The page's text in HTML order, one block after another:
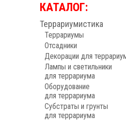
КАТАЛОГ:
Террариумистика
Террариумы
Отсадники
Декорации для
Лампы и светильники
для террариума
Оборудование
для террариума
Субстраты и грунты
для террариума